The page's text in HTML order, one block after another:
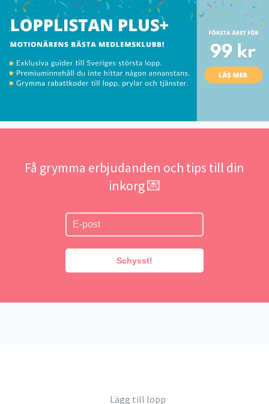
Få grymma erbjudanden och tips till din
inkorg 💌
Schysst!
Lägg till lopp